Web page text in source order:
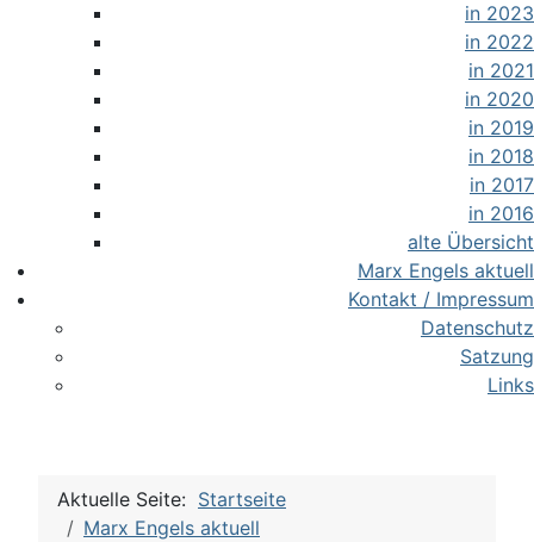
in 2023
in 2022
in 2021
in 2020
in 2019
in 2018
in 2017
in 2016
alte Übersicht
Marx Engels aktuell
Kontakt / Impressum
Datenschutz
Satzung
Links
Aktuelle Seite: Startseite
Marx Engels aktuell